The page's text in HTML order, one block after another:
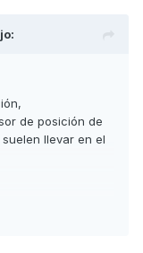
de posición de
llevar en el